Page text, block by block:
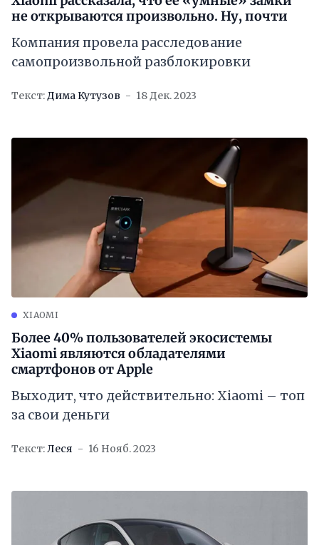
не открываются произвольно. Ну, почти
Компания провела расследование
самопроизвольной разблокировки
Текст:Дима Кутузов 18 Дек. 2023
XIAOMI
Более 40% пользователей экосистемы
Xiaomi являются обладателями
смартфонов от Apple
Выходит, что действительно: Xiaomi – топ
за свои деньги
Текст:Леся 16 Нояб. 2023